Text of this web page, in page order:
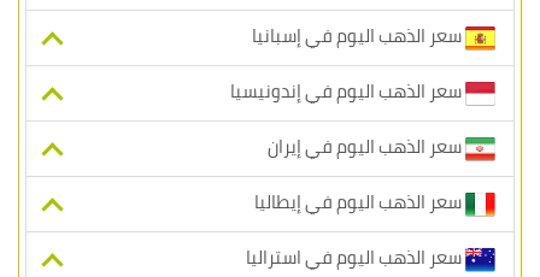
سعر الذهب اليوم في إسبانيا
سعر الذهب اليوم في إندونيسيا
سعر الذهب اليوم في إيران
سعر الذهب اليوم في إيطاليا
سعر الذهب اليوم في استراليا